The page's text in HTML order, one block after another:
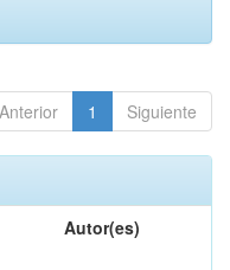
Anterior 1 Siguiente
Autor(es)